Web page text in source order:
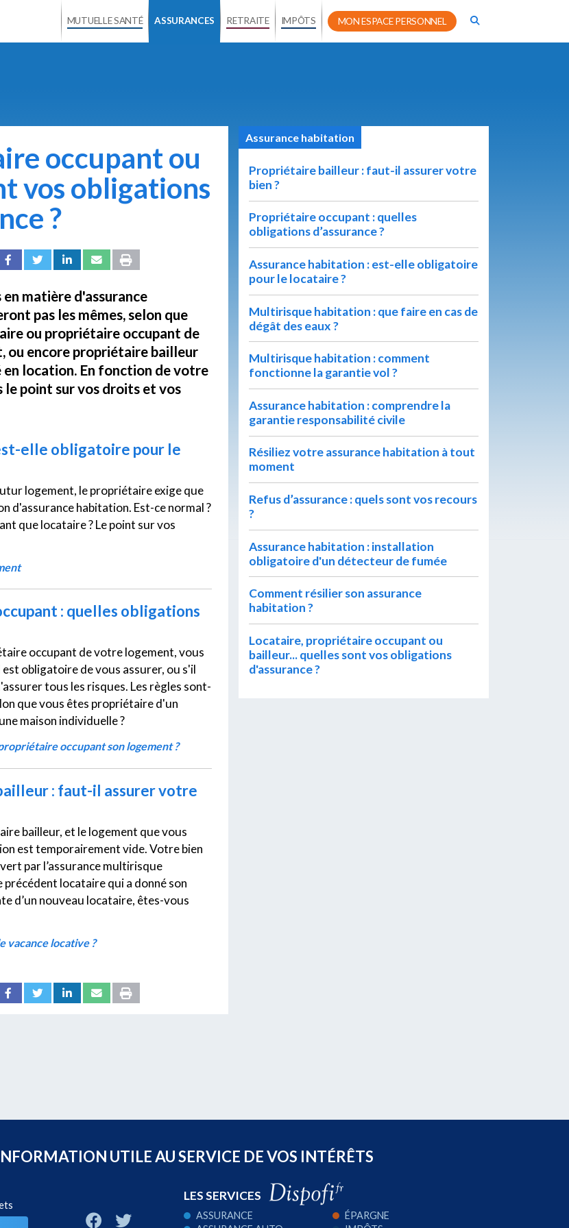
MUTUELLE SANTÉ ASSURANCES RETRAITE IMPÔTS MON ESPACE PERSONNEL
occupant ou
vos obligations
?
matière d'assurance
pas les mêmes, selon que
ou propriétaire occupant de
ou encore propriétaire bailleur
en location. En fonction de votre
point sur vos droits et vos
elle obligatoire pour le
logement, le propriétaire exige que
d'assurance habitation. Est-ce normal ?
que locataire ? Le point sur vos
: quelles obligations
occupant de votre logement, vous
obligatoire de vous assurer, ou s'il
tous les risques. Les règles sont-
que vous êtes propriétaire d'un
maison individuelle ?
occupant son logement ?
: faut-il assurer votre
bailleur, et le logement que vous
est temporairement vide. Votre bien
par l’assurance multirisque
locataire qui a donné son
d’un nouveau locataire, êtes-vous
vacance locative ?
Assurance habitation
Propriétaire bailleur : faut-il assurer votre
bien ?
Propriétaire occupant : quelles
obligations d’assurance ?
Assurance habitation : est-elle obligatoire
pour le locataire ?
Multirisque habitation : que faire en cas de
dégât des eaux ?
Multirisque habitation : comment
fonctionne la garantie vol ?
Assurance habitation : comprendre la
garantie responsabilité civile
Résiliez votre assurance habitation à tout
moment
Refus d’assurance : quels sont vos recours
?
Assurance habitation : installation
obligatoire d'un détecteur de fumée
Comment résilier son assurance
habitation ?
Locataire, propriétaire occupant ou
bailleur... quelles sont vos obligations
d'assurance ?
UTILE AU SERVICE DE VOS INTÉRÊTS
LES SERVICES
ASSURANCE
ÉPARGNE